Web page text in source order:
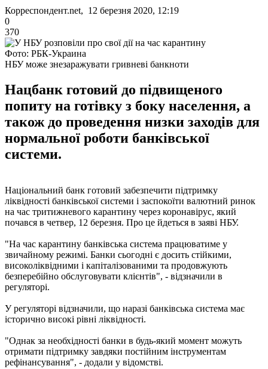
Корреспондент.net, 12 березня 2020, 12:19
0
370
Фото: РБК-Украина
НБУ може знезаражувати гривневі банкноти
Нацбанк готовий до підвищеного
попиту на готівку з боку населення, а
також до проведення низки заходів для
нормальної роботи банківської
системи.
Національний банк готовий забезпечити підтримку
ліквідності банківської системи і заспокоїти валютний ринок
на час тритижневого карантину через коронавірус, який
почався в четвер, 12 березня. Про це йдеться в заяві НБУ.
"На час карантину банківська система працюватиме у
звичайному режимі. Банки сьогодні є досить стійкими,
високоліквідними і капіталізованими та продовжують
безперебійно обслуговувати клієнтів", - відзначили в
регуляторі.
У регуляторі відзначили, що наразі банківська система має
історично високі рівні ліквідності.
"Однак за необхідності банки в будь-який момент можуть
отримати підтримку завдяки постійним інструментам
рефінансування", - додали у відомстві.